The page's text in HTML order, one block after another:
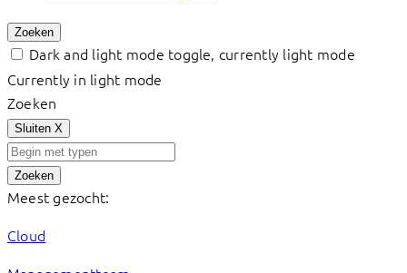
Zoeken
Dark and light mode toggle, currently light mode
Currently in light mode
Zoeken
Sluiten X
Zoeken
Meest gezocht:
Cloud